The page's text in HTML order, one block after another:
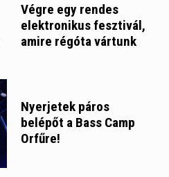
Végre egy rendes
elektronikus fesztivál,
amire régóta vártunk
Nyerjetek páros
belépőt a Bass Camp
Orfűre!